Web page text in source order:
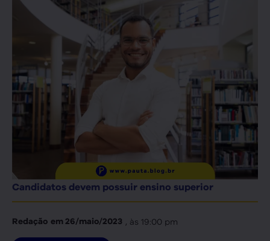
Candidatos devem possuir ensino superior
Redação em26/maio/2023 , às 19:00 pm